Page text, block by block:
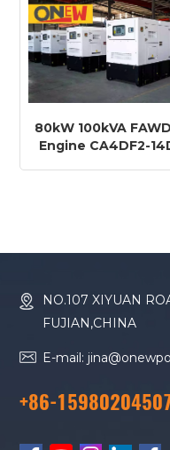
80kW 100kVA
Engine CA4DF2-
NO.107 XIYUAN
FUJIAN,CHINA
E-mail:
+86-